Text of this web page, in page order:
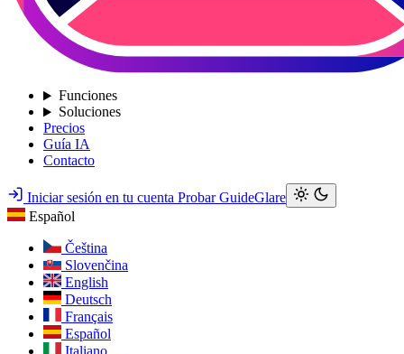
Funciones
Soluciones
Precios
Guía IA
Contacto
Iniciar sesión en tu cuenta Probar GuideGlare
Español
Čeština
Slovenčina
English
Deutsch
Français
Español